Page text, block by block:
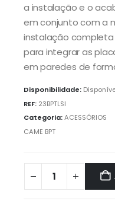
a instalação e o
em conjunto com a
instalação completa
para integrar as
em paredes de
Disponibilidade:
REF: 23BPTLSI
Categoria:ACESSÓRIOS
CAME BPT